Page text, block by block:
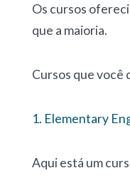
Os cursos
que a maioria.
Cursos que você
1. Elementary
Aqui está um